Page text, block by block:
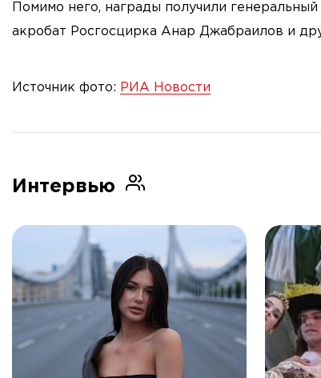
Помимо него, награды получили
акробат Росгосцирка Анар Джабраилов и
Источник фото: РИА Новости
Интервью